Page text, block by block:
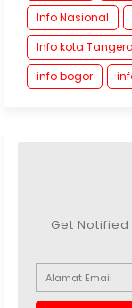
Info Nasional
Info kota
info bogor
Get